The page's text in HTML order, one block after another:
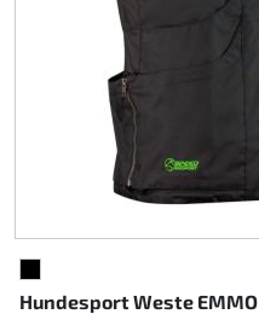
Hundesport Weste EMMO
SCHWARZ